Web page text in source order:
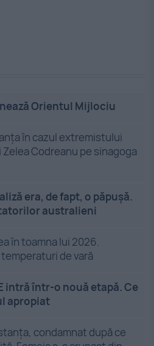
Orientul Mijlociu
în cazul extremistului
Codreanu pe sinagoga
era, de fapt, o păpușă.
australieni
în toamna lui 2026.
de vară
intră într-o nouă etapă. Ce
apropiat
condamnat după ce